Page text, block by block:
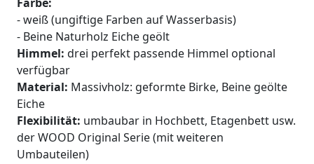
- weiß (ungiftige Farben auf Wasserbasis)
- Beine Naturholz Eiche geölt
Himmel: drei perfekt passende Himmel optional
verfügbar
Material: Massivholz: geformte Birke, Beine geölte
Eiche
Flexibilität: umbaubar in Hochbett, Etagenbett usw.
der WOOD Original Serie (mit weiteren
Umbauteilen)